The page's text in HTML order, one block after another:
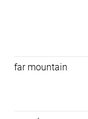
far mountain